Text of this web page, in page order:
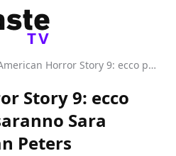
TV
American Horror Story 9: ecco perché non ci saranno Sara Paulson ed Evan Peters
Story 9: ecco
Sara
Peters